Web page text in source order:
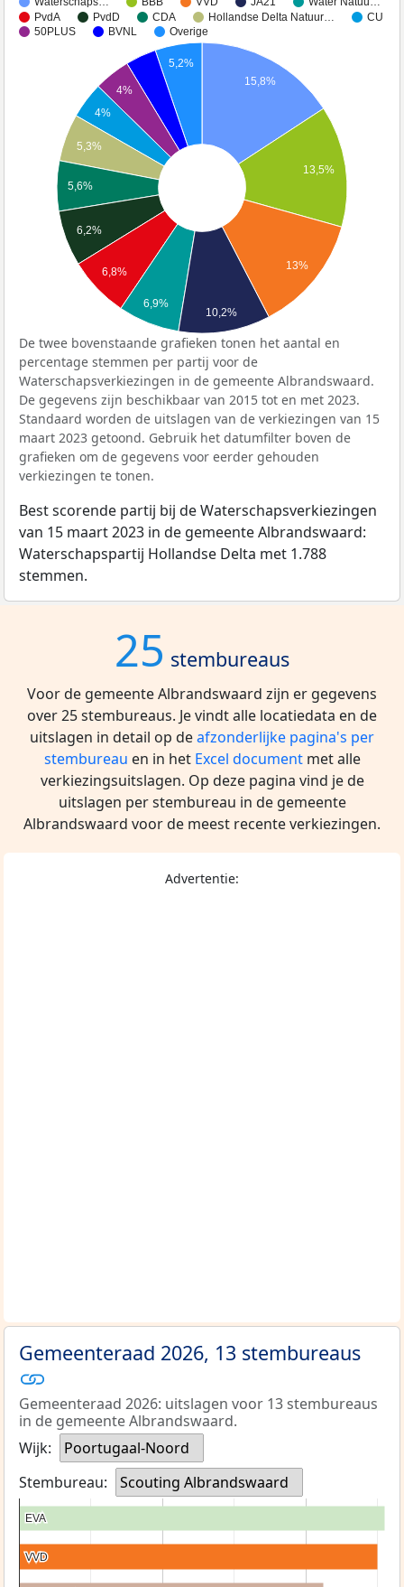
PvdA
PvdD CDA Hollandse Delta Natuur…
CU
50PLUS
BVNL Overige
15,8%
13,5%
13%
5,2%
4%
4%
5,3%
5,6%
6,2%
6,8%
6,9%
10,2%
De twee bovenstaande grafieken tonen het aantal en
percentage stemmen per partij voor de
Waterschapsverkiezingen in de gemeente Albrandswaard.
De gegevens zijn beschikbaar van 2015 tot en met 2023.
Standaard worden de uitslagen van de verkiezingen van 15
maart 2023 getoond. Gebruik het datumfilter boven de
grafieken om de gegevens voor eerder gehouden
verkiezingen te tonen.
Best scorende partij bij de Waterschapsverkiezingen
van 15 maart 2023 in de gemeente Albrandswaard:
Waterschapspartij Hollandse Delta met 1.788
stemmen.
25 stembureaus
Voor de gemeente Albrandswaard zijn er gegevens
over 25 stembureaus. Je vindt alle locatiedata en de
uitslagen in detail op deafzonderlijke pagina's per
stembureau en in het Excel documentmet alle
verkiezingsuitslagen. Op deze pagina vind je de
uitslagen per stembureau in de gemeente
Albrandswaard voor de meest recente verkiezingen.
Advertentie:
Gemeenteraad 2026, 13 stembureaus
Gemeenteraad 2026: uitslagen voor 13 stembureaus
in de gemeente Albrandswaard.
Wijk:
Poortugaal-Noord
Stembureau:
Scouting Albrandswaard
EVA
EVA
VVD
VVD